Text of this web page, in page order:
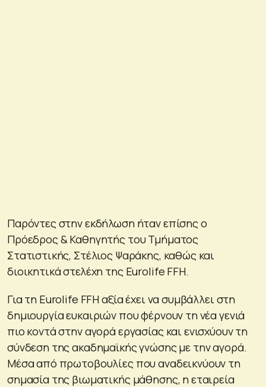
Παρόντες στην εκδήλωση ήταν επίσης ο
Πρόεδρος & Καθηγητής του Τμήματος
Στατιστικής, Στέλιος Ψαράκης, καθώς και
διοικητικά στελέχη της Eurolife FFH.
Για τη Eurolife FFH αξία έχει να συμβάλλει στη
δημιουργία ευκαιριών που φέρνουν τη νέα γενιά
πιο κοντά στην αγορά εργασίας και ενισχύουν τη
σύνδεση της ακαδημαϊκής γνώσης με την αγορά.
Μέσα από πρωτοβουλίες που αναδεικνύουν τη
σημασία της βιωματικής μάθησης, η εταιρεία